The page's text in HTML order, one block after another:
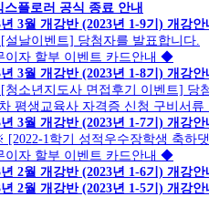
플로러 공식 종료 안내
3월 개강반 (2023년 1-9기) 개강안
날이벤트] 당첨자를 발표합니다.
이자 할부 이벤트 카드안내 ◆
3월 개강반 (2023년 1-8기) 개강안
소년지도사 면접후기 이벤트] 당
평생교육사 자격증 신청 구비서류
3월 개강반 (2023년 1-7기) 개강안
1학기 성적우수장학생 축하
이자 할부 이벤트 카드안내 ◆
2월 개강반 (2023년 1-6기) 개강안
2월 개강반 (2023년 1-5기) 개강안